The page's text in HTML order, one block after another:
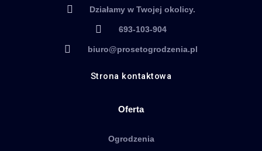
Działamy w Twojej okolicy.
693-103-904
biuro@prosetogrodzenia.pl
Strona kontaktowa
Oferta
Ogrodzenia